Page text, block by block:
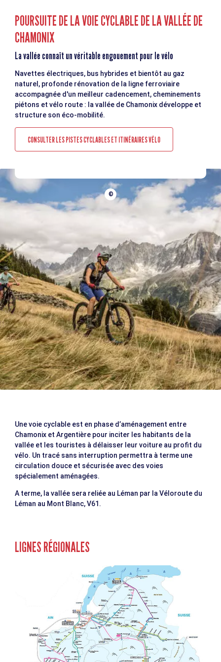
POURSUITE DE LA VOIE CYCLABLE DE LA VALLÉE DE
CHAMONIX
La vallée connaît un véritable engouement pour le vélo
Navettes électriques, bus hybrides et bientôt au gaz
naturel, profonde rénovation de la ligne ferroviaire
accompagnée d'un meilleur cadencement, cheminements
piétons et vélo route : la vallée de Chamonix développe et
structure son éco-mobilité.
CONSULTER LES PISTES CYCLABLES ET ITINÉRAIRES VÉLO
©
Une voie cyclable est en phase d’aménagement entre
Chamonix et Argentière pour inciter les habitants de la
vallée et les touristes à délaisser leur voiture au profit du
vélo. Un tracé sans interruption permettra à terme une
circulation douce et sécurisée avec des voies
spécialement aménagées.
A terme, la vallée sera reliée au Léman par la Véloroute du
Léman au Mont Blanc, V61.
LIGNES RÉGIONALES